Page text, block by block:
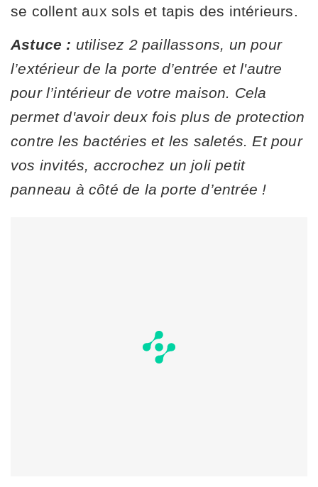
se collent aux sols et tapis des intérieurs.
Astuce : utilisez 2 paillassons, un pour
l’extérieur de la porte d’entrée et l'autre
pour l’intérieur de votre maison. Cela
permet d'avoir deux fois plus de protection
contre les bactéries et les saletés. Et pour
vos invités, accrochez un joli petit
panneau à côté de la porte d’entrée !